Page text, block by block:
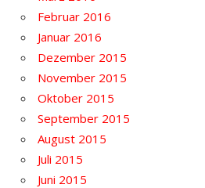
Februar 2016
Januar 2016
Dezember 2015
November 2015
Oktober 2015
September 2015
August 2015
Juli 2015
Juni 2015